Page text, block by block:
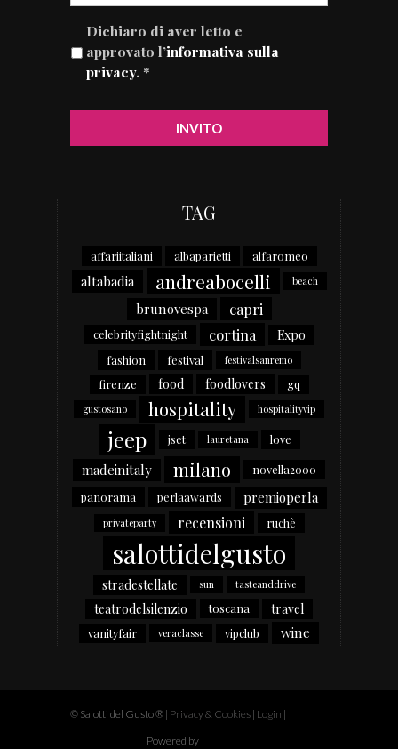
Dichiaro di aver letto e
approvato l’informativa sulla
privacy. *
TAG
affariitaliani albaparietti alfaromeo
altabadia andreabocelli beach
brunovespa capri
celebrityfightnight cortina Expo
fashion festival festivalsanremo
firenze food foodlovers gq
gustosano hospitality hospitalityvip
jeep jset lauretana love
madeinitaly milano
novella2000
panorama
perlaawards premioperla
privateparty recensioni ruchè
salottidelgusto
stradestellate sun tasteanddrive
teatrodelsilenzio toscana travel
vanityfair veraclasse vipclub wine
© Salotti del Gusto ® | Privacy & Cookies | Login |
Powered by